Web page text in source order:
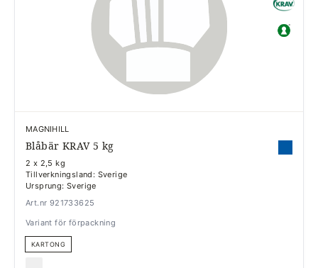
MAGNIHILL
Blåbär KRAV 5 kg
2 x 2,5 kg
Tillverkningsland: Sverige
Ursprung: Sverige
Art.nr 921733625
Variant för förpackning
KARTONG